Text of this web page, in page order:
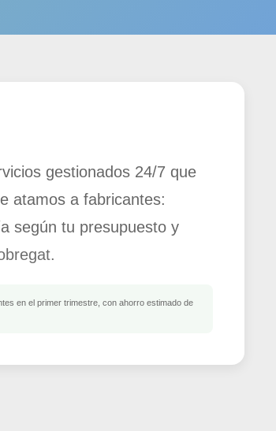
gestionados 24/7 que
atamos a fabricantes:
según tu presupuesto y
en el primer trimestre, con ahorro estimado de